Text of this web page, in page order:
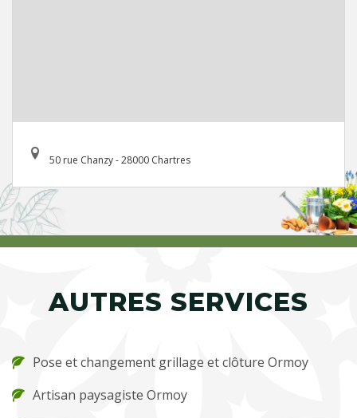
50 rue Chanzy - 28000 Chartres
AUTRES SERVICES
Pose et changement grillage et clôture Ormoy
Artisan paysagiste Ormoy